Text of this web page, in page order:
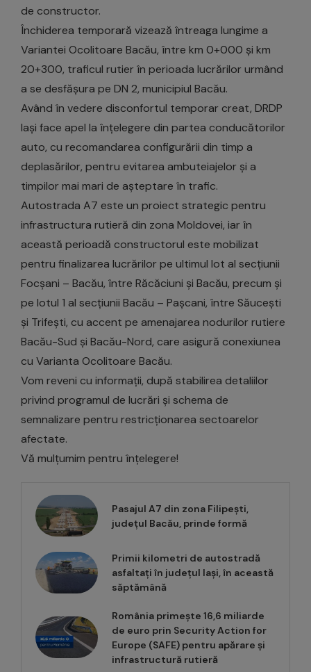
de constructor.
Închiderea temporară vizează întreaga lungime a
Variantei Ocolitoare Bacău, între km 0+000 și km
20+300, traficul rutier în perioada lucrărilor urmând
a se desfășura pe DN 2, municipiul Bacău.
Având în vedere disconfortul temporar creat, DRDP
Iași face apel la înțelegere din partea conducătorilor
auto, cu recomandarea configurării din timp a
deplasărilor, pentru evitarea ambuteiajelor și a
timpilor mai mari de așteptare în trafic.
Autostrada A7 este un proiect strategic pentru
infrastructura rutieră din zona Moldovei, iar în
această perioadă constructorul este mobilizat
pentru finalizarea lucrărilor pe ultimul lot al secțiunii
Focșani – Bacău, între Răcăciuni și Bacău, precum și
pe lotul 1 al secțiunii Bacău – Pașcani, între Săucești
și Trifești, cu accent pe amenajarea nodurilor rutiere
Bacău-Sud și Bacău-Nord, care asigură conexiunea
cu Varianta Ocolitoare Bacău.
Vom reveni cu informații, după stabilirea detaliilor
privind programul de lucrări și schema de
semnalizare pentru restricționarea sectoarelor
afectate.
Vă mulțumim pentru înțelegere!
Pasajul A7 din zona Filipești,
județul Bacău, prinde formă
Primii kilometri de autostradă
asfaltați în județul Iași, în această
săptămână
România primește 16,6 miliarde
de euro prin Security Action for
Europe (SAFE) pentru apărare și
infrastructură rutieră